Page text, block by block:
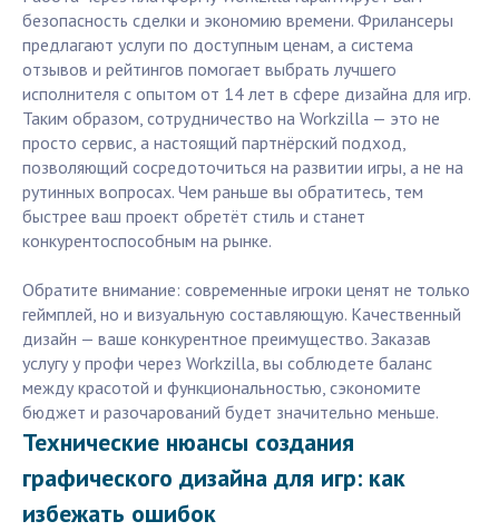
безопасность сделки и экономию времени. Фрилансеры
предлагают услуги по доступным ценам, а система
отзывов и рейтингов помогает выбрать лучшего
исполнителя с опытом от 14 лет в сфере дизайна для игр.
Таким образом, сотрудничество на Workzilla — это не
просто сервис, а настоящий партнёрский подход,
позволяющий сосредоточиться на развитии игры, а не на
рутинных вопросах. Чем раньше вы обратитесь, тем
быстрее ваш проект обретёт стиль и станет
конкурентоспособным на рынке.
Обратите внимание: современные игроки ценят не только
геймплей, но и визуальную составляющую. Качественный
дизайн — ваше конкурентное преимущество. Заказав
услугу у профи через Workzilla, вы соблюдете баланс
между красотой и функциональностью, сэкономите
бюджет и разочарований будет значительно меньше.
Технические нюансы создания
графического дизайна для игр: как
избежать ошибок